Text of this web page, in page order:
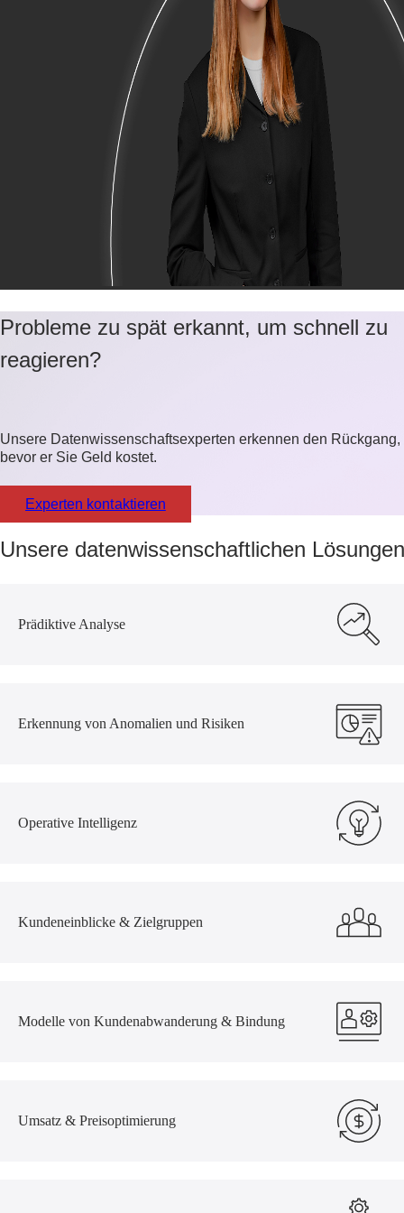
Probleme zu spät erkannt, um schnell zu
reagieren?
Unsere Datenwissenschaftsexperten erkennen den Rückgang,
bevor er Sie Geld kostet.
Experten kontaktieren
Unsere datenwissenschaftlichen Lösungen
Prädiktive Analyse
Erkennung von Anomalien und Risiken
Operative Intelligenz
Kundeneinblicke & Zielgruppen
Modelle von Kundenabwanderung & Bindung
Umsatz & Preisoptimierung